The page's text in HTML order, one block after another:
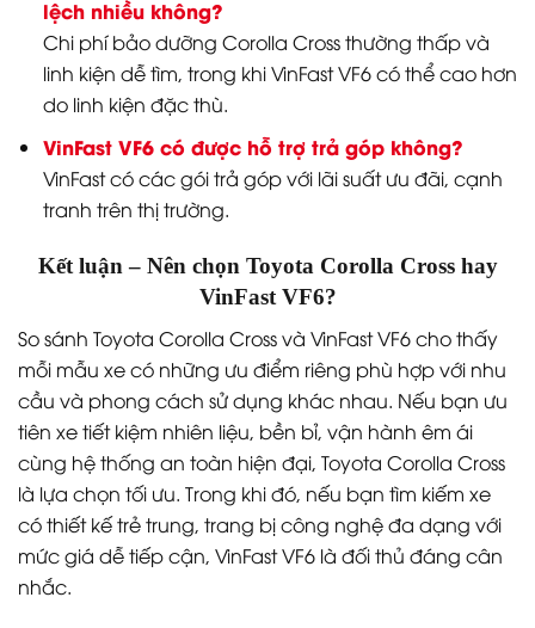
lệch nhiều không?
Chi phí bảo dưỡng Corolla Cross thường thấp và
linh kiện dễ tìm, trong khi VinFast VF6 có thể cao hơn
do linh kiện đặc thù.
VinFast VF6 có được hỗ trợ trả góp không?
VinFast có các gói trả góp với lãi suất ưu đãi, cạnh
tranh trên thị trường.
Kết luận – Nên chọn Toyota Corolla Cross hay
VinFast VF6?
So sánh Toyota Corolla Cross và VinFast VF6 cho thấy
mỗi mẫu xe có những ưu điểm riêng phù hợp với nhu
cầu và phong cách sử dụng khác nhau. Nếu bạn ưu
tiên xe tiết kiệm nhiên liệu, bền bỉ, vận hành êm ái
cùng hệ thống an toàn hiện đại, Toyota Corolla Cross
là lựa chọn tối ưu. Trong khi đó, nếu bạn tìm kiếm xe
có thiết kế trẻ trung, trang bị công nghệ đa dạng với
mức giá dễ tiếp cận, VinFast VF6 là đối thủ đáng cân
nhắc.